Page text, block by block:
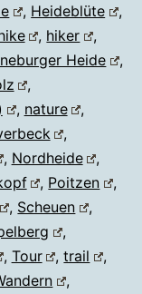
, Heideblüte
,
, hiker
,
Heide
,
,
, nature
,
,
, Nordheide
,
, Poitzen
,
, Scheuen
,
,
, Tour ,trail
,
,